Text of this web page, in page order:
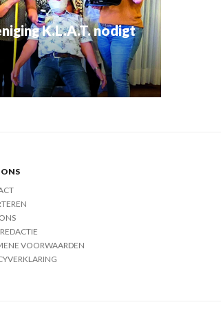
K.L.A.T. nodigt
ONS
VOORWAARDEN